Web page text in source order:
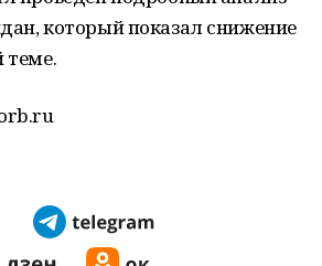
который показал снижение
теме.